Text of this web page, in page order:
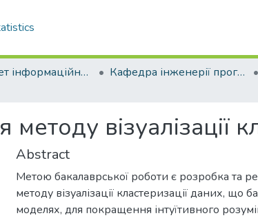
Факультет інформаційних технологій Кафедра інженерії програмного забезпечення
методу візуалізації
Abstract
Метою бакалаврської роботи є розробка та
методу візуалізації кластеризації даних, що
моделях, для покращення інтуїтивного